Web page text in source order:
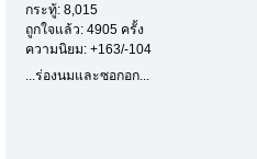
กระทู้: 8,015
ถูกใจแล้ว: 4905 ครั้ง
ความนิยม: +163/-104
...ร่องนมและซอกอก...